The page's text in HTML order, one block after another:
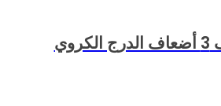
30 مم 3 أضعاف 3 أضعاف الدرج الكروي